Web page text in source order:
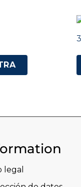
legal